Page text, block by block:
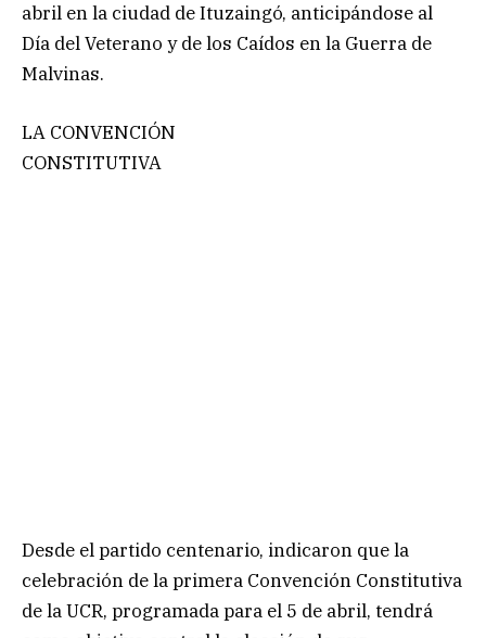
abril en la ciudad de Ituzaingó, anticipándose al
Día del Veterano y de los Caídos en la Guerra de
Malvinas.
LA CONVENCIÓN
CONSTITUTIVA
Desde el partido centenario, indicaron que la
celebración de la primera Convención Constitutiva
de la UCR, programada para el 5 de abril, tendrá